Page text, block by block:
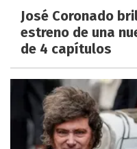
José Coronado
estreno de una
de 4 capítulos